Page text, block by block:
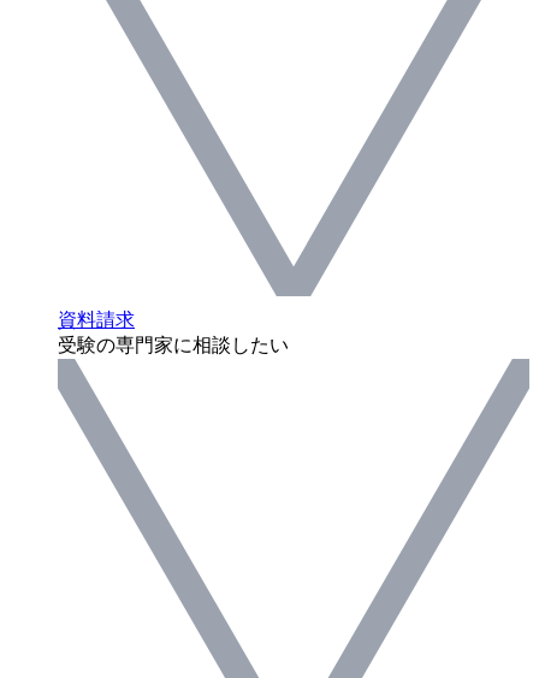
資料請求
受験の専門家に相談したい